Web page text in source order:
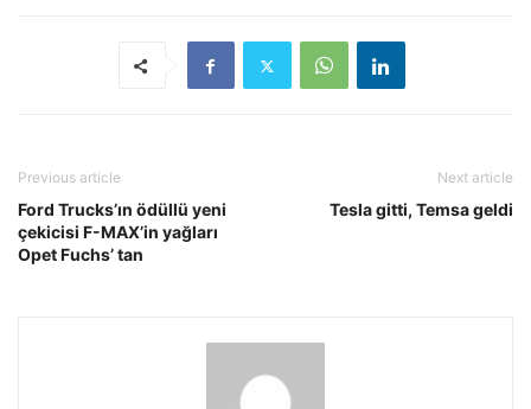
Previous article
Ford Trucks’ın ödüllü yeni
çekicisi F-MAX’in yağları
Opet Fuchs’ tan
Next article
Tesla gitti, Temsa geldi